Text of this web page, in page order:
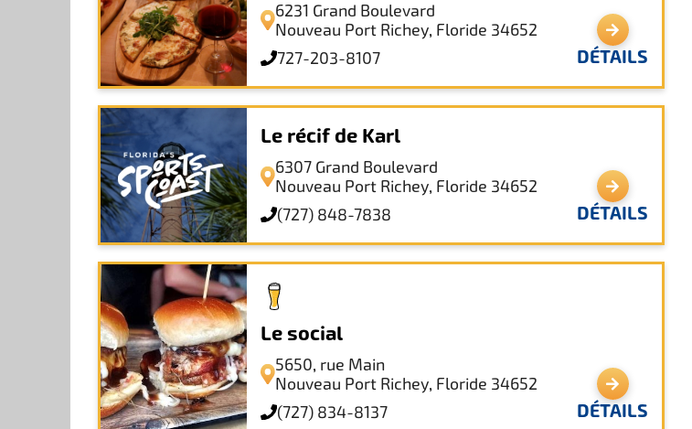
6231 Grand Boulevard
Nouveau Port Richey, Floride 34652
727-203-8107
DÉTAILS
Le récif de Karl
6307 Grand Boulevard
Nouveau Port Richey, Floride 34652
(727) 848-7838
DÉTAILS
Le social
5650, rue Main
Nouveau Port Richey, Floride 34652
(727) 834-8137
DÉTAILS